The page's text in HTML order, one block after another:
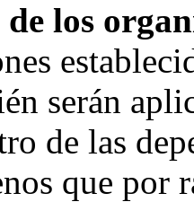
de los
serán
de las
que por